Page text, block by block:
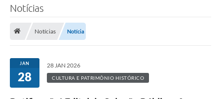
Notícias
Notícias Notícia
JAN
28
28 JAN 2026
CULTURA E PATRIMÔNIO HISTÓRICO